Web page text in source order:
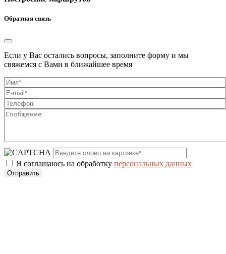
Обратная связь
Если у Вас остались вопросы, заполните форму и мы
свяжемся с Вами в ближайшее время
Я соглашаюсь на обработку персональных данных